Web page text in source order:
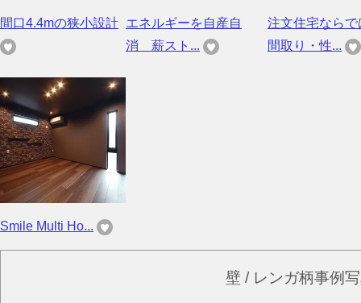
間口4.4mの狭小設計 エネルギーを自産自
消 薪スト...
注文住宅ならで
間取り・性...
Smile Multi Ho...
壁 / レンガ柄事例